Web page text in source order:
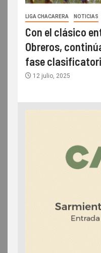
LIGA CHACARERA NOTICIAS
Con el clásico
Obreros,
fase
12 julio, 2025